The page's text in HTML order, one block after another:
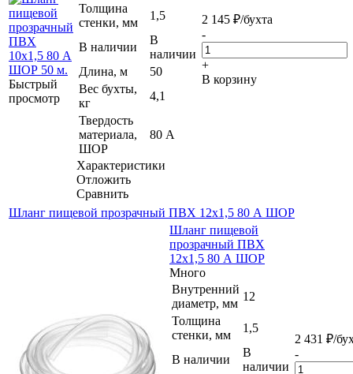
Быстрый
просмотр
Толщина
стенки, мм
1,5
В наличии
В
наличии
Длина, м
50
Вес бухты,
кг
4,1
Твердость
материала,
ШОР
80 А
Характеристики
Отложить
Сравнить
2 145 ₽/бухта
-
+
В корзину
Шланг пищевой прозрачный ПВХ 12х1,5 80 А ШОР
Шланг пищевой
прозрачный ПВХ
12х1,5 80 А ШОР
Много
Внутренний
диаметр, мм
12
Толщина
стенки, мм
1,5
В наличии
В
наличии
2 431 ₽/
-